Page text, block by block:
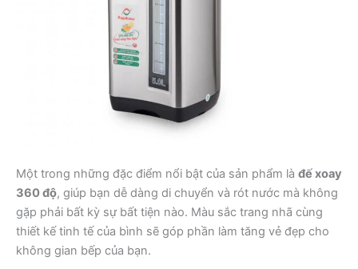
Một trong những đặc điểm nổi bật của sản phẩm là đế xoay
360 độ, giúp bạn dễ dàng di chuyển và rót nước mà không
gặp phải bất kỳ sự bất tiện nào. Màu sắc trang nhã cùng
thiết kế tinh tế của bình sẽ góp phần làm tăng vẻ đẹp cho
không gian bếp của bạn.